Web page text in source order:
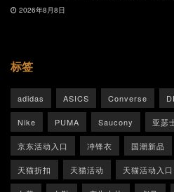
2026年8月8日
标签
adidas ASICS Converse
Nike PUMA Saucony 亚瑟
京东活动入口 冲锋衣 国潮新品
天猫折扣 天猫活动 天猫活动入口